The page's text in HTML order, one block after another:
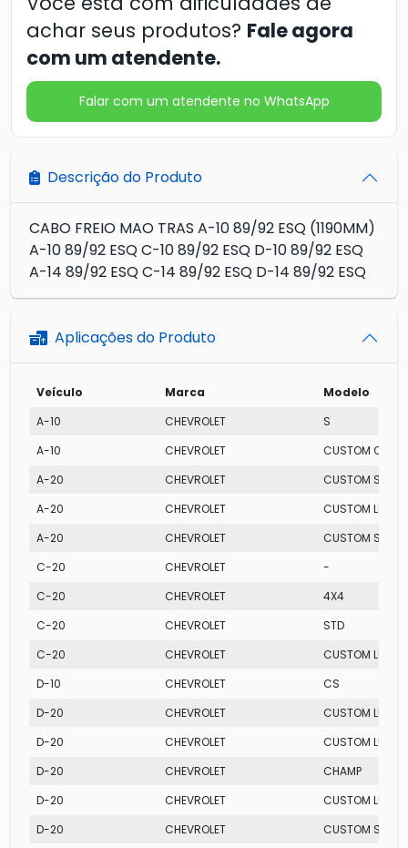
achar seus produtos? Fale agora
com um atendente.
Falar com um atendente no WhatsApp
Descrição do Produto
CABO FREIO MAO TRAS A-10 89/92 ESQ (1190MM)
A-10 89/92 ESQ C-10 89/92 ESQ D-10 89/92 ESQ
A-14 89/92 ESQ C-14 89/92 ESQ D-14 89/92 ESQ
Aplicações do Produto
Veículo Marca
Modelo
A-10
CHEVROLET
S
A-10
CHEVROLET
CUSTOM CAB
A-20
CHEVROLET
CUSTOM S
A-20
CHEVROLET
CUSTOM LUXE
A-20
CHEVROLET
CUSTOM S CAB
C-20
CHEVROLET
-
C-20
CHEVROLET
4X4
C-20
CHEVROLET
STD
C-20
CHEVROLET
CUSTOM LUXE
D-10
CHEVROLET
CS
D-20
CHEVROLET
CUSTOM LUXE
D-20
CHEVROLET
CUSTOM LUXE
D-20
CHEVROLET
CHAMP
D-20
CHEVROLET
CUSTOM LUXE
D-20
CHEVROLET CUSTOM S